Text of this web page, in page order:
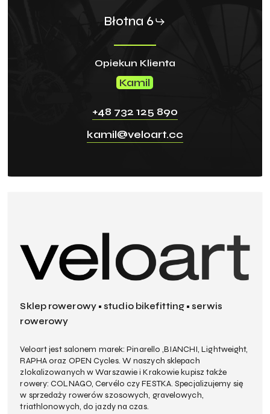
Błotna 6
Opiekun Klienta
Kamil
+48 732 125 890
kamil@veloart.cc
Sklep rowerowy • studio bikefitting • serwis
rowerowy
Veloart jest salonem marek: Pinarello ,BIANCHI, Lightweight,
RAPHA oraz OPEN Cycles. W naszych sklepach
zlokalizowanych w Warszawie i Krakowie kupisz także
rowery: COLNAGO, Cervélo czy FESTKA. Specjalizujemy się
w sprzedaży rowerów szosowych, gravelowych,
triathlonowych, do jazdy na czas.